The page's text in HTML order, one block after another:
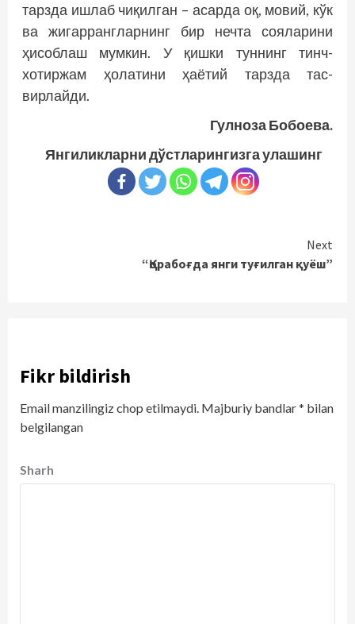
тарзда ишлаб чиқилган – асарда оқ, мовий, кўк
ва жигаррангларнинг бир нечта сояларини
ҳисоблаш мумкин. У қишки туннинг тинч-
хотиржам ҳолатини ҳаётий тарзда тас­
вирлайди.
Гулноза Бобоева.
Янгиликларни дўстларингизга улашинг
Next
“Қорабоғда янги туғилган қуёш”
Fikr bildirish
Email manzilingiz chop etilmaydi. Majburiy bandlar* bilan
belgilangan
Sharh